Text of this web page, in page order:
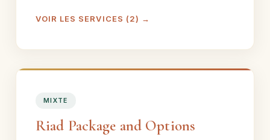
VOIR LES SERVICES (2) →
MIXTE
Riad Package and Options